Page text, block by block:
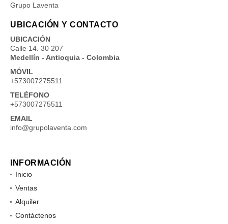
Grupo Laventa
UBICACIÓN Y CONTACTO
UBICACIÓN
Calle 14. 30 207
Medellín - Antioquia - Colombia
MÓVIL
+573007275511
TELÉFONO
+573007275511
EMAIL
info@grupolaventa.com
INFORMACIÓN
Inicio
Ventas
Alquiler
Contáctenos